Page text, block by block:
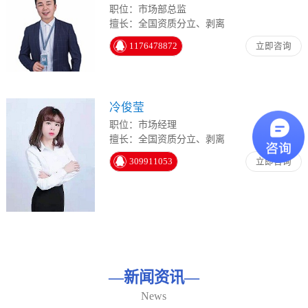
职位：市场部总监
擅长：全国资质分立、剥离
1176478872 立即咨询
冷俊莹
职位：市场经理
擅长：全国资质分立、剥离
309911053 立即咨询
—新闻资讯—
News